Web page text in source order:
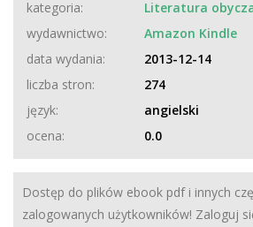
kategoria:
Literatura
wydawnictwo:
Amazon Kindle
data wydania:
2013-12-14
liczba stron:
274
język:
angielski
ocena:
0.0
Dostęp do plików ebook pdf i innych
zalogowanych użytkowników! Zaloguj